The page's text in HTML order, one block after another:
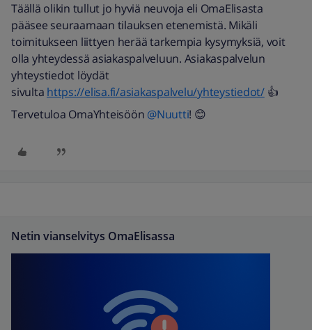
Täällä olikin tullut jo hyviä neuvoja eli OmaElisasta
pääsee seuraamaan tilauksen etenemistä. Mikäli
toimitukseen liittyen herää tarkempia kysymyksiä, voit
olla yhteydessä asiakaspalveluun. Asiakaspalvelun
yhteystiedot löydät
sivulta https://elisa.fi/asiakaspalvelu/yhteystiedot/👍
Tervetuloa OmaYhteisöön ​ @Nuutti! 😊
Netin vianselvitys OmaElisassa